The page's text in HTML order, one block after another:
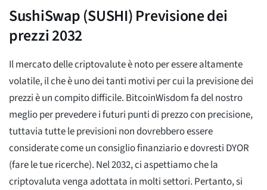
SushiSwap (SUSHI) Previsione dei
prezzi 2032
Il mercato delle criptovalute è noto per essere altamente
volatile, il che è uno dei tanti motivi per cui la previsione dei
prezzi è un compito difficile. BitcoinWisdom fa del nostro
meglio per prevedere i futuri punti di prezzo con precisione,
tuttavia tutte le previsioni non dovrebbero essere
considerate come un consiglio finanziario e dovresti DYOR
(fare le tue ricerche). Nel 2032, ci aspettiamo che la
criptovaluta venga adottata in molti settori. Pertanto, si